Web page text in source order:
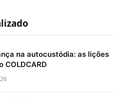
na autocustódia: as lições
COLDCARD